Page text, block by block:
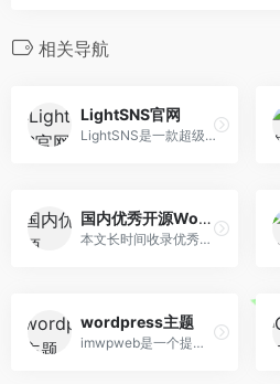
相关导航
LightSNS官网
LightSNS是一款超级强大的社交系统，基于wordpress开发，安全稳定。包含多板块论坛、问答、VIP、充值、付费可见等一系列强大的轻社区系统&amp;轻论坛程序。
国内优秀开源WordPress主题合集
本文长时间收录优秀国内优秀开源WordPress主题，至于为什么不收录国外的WP主题，因为国外主题在国内使用，会有加载不完的css，前后台一直转圈等等因素，当然后面 可能会出一期优秀的国外WP主题。
wordpress主题
imwpweb是一个提供wordpress主题，wordpress插件以及wordpress教程的站点。